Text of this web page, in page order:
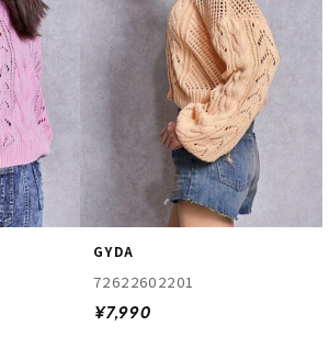
GYDA
72622602201
¥7,990